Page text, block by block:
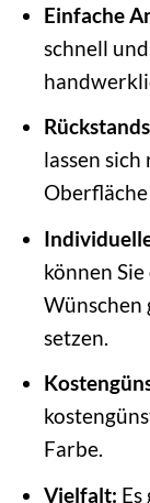
Einfache
schnell
lassen
können
Wünschen
setzen.
Farbe.
Vielfalt: